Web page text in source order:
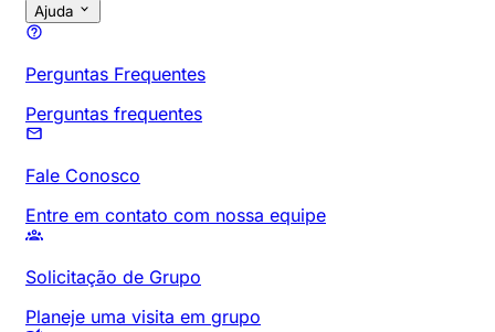
Ajuda
Perguntas Frequentes
Perguntas frequentes
Fale Conosco
Entre em contato com nossa equipe
Solicitação de Grupo
Planeje uma visita em grupo